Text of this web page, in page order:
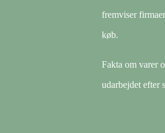
fremviser
køb.
Fakta om varer
udarbejdet efter